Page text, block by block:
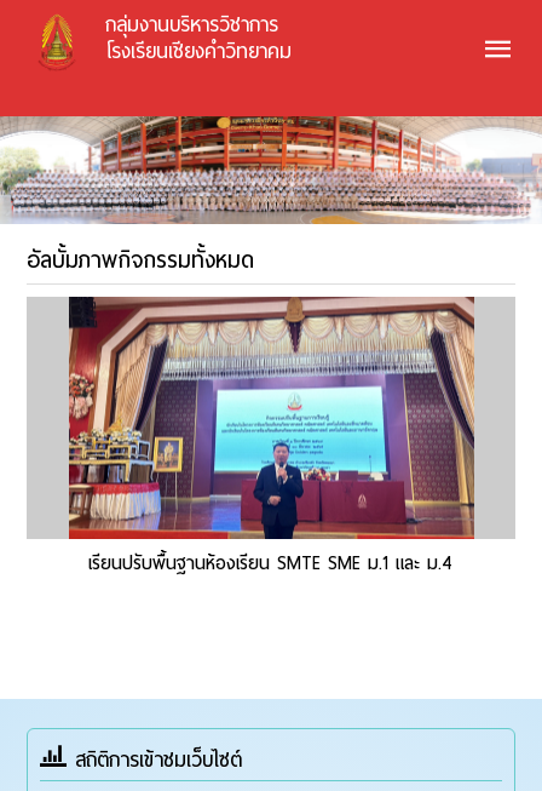
กลุ่มงานบริหารวิชาการ
โรงเรียนเชียงคำวิทยาคม
อัลบั้มภาพกิจกรรมทั้งหมด
เรียนปรับพื้นฐานห้องเรียน SMTE SME ม.1 และ ม.4
เรียนปรับพื้นฐานห้องเรียน SMTE SME ม.1 และ ม.4
สถิติการเข้าชมเว็บไซต์